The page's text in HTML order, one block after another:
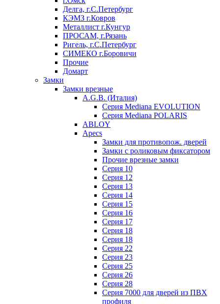
Делга, г.С.Петербург
КЭМЗ г.Ковров
Металлист г.Кунгур
ПРОСАМ, г.Рязань
Ригель, г.С.Петербург
СИМЕКО г.Боровичи
Прочие
Домарт
Замки
Замки врезные
A.G.B. (Италия)
Серия Mediana EVOLUTION
Серия Mediana POLARIS
ABLOY
Apecs
Замки для противопож. дверей
Замки с роликовым фиксатором
Прочие врезные замки
Серия 10
Серия 12
Серия 13
Серия 14
Серия 15
Серия 16
Серия 17
Серия 18
Серия 18
Серия 22
Серия 23
Серия 25
Серия 26
Серия 28
Серия 7000 для дверей из ПВХ
профиля